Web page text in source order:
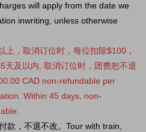
will apply from the date we
inwriting, unless otherwise
上，取消订位时，每位扣除$100，
天及以内, 取消订位时，团费恕不退
CAD non-refundable per
Within 45 days, non-
，不退不改。Tour with train,